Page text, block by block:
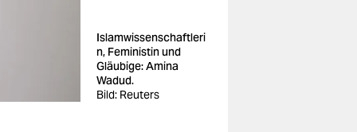
Islamwissenschaftleri
n, Feministin und
Gläubige: Amina
Wadud.
Bild: Reuters